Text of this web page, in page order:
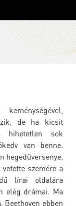
de ha kicsit
hihetetlen sok
van benne.
hegedűversenye,
szemére a
lírai oldalára
elég drámai. Ma
Beethoven ebben